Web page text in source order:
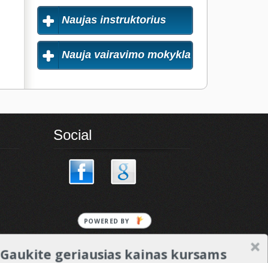
Naujas instruktorius
Nauja vairavimo mokykla
Social
Gaukite geriausias kainas kursams
POWERED
BY